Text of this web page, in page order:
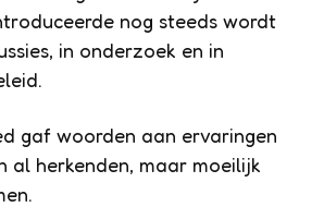
nog steeds wordt
in onderzoek en in
gaf woorden aan ervaringen
al herkenden, maar moeilijk